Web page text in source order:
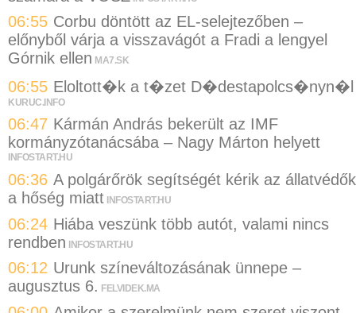
06:55 Corbu döntött az EL-selejtezőben –
előnyből várja a visszavágót a Fradi a lengyel
Górnik ellen MA7.SK
06:55 Eloltott�k a t�zet D�destapolcs�nyn�l
KURUC.INFO
06:47 Kármán András bekerült az IMF
kormányzótanácsába – Nagy Márton helyett
INFOSTART.HU
06:36 A polgárőrök segítségét kérik az állatvédők
a hőség miatt INFOSTART.HU
06:24 Hiába veszünk több autót, valami nincs
rendben INFOSTART.HU
06:12 Urunk színeváltozásának ünnepe –
augusztus 6. FELVIDEK.MA